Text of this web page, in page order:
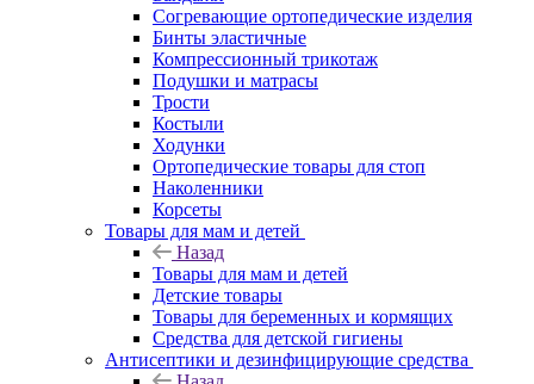
Согревающие ортопедические изделия
Бинты эластичные
Компрессионный трикотаж
Подушки и матрасы
Трости
Костыли
Ходунки
Ортопедические товары для стоп
Наколенники
Корсеты
Товары для мам и детей
Назад
Товары для мам и детей
Детские товары
Товары для беременных и кормящих
Средства для детской гигиены
Антисептики и дезинфицирующие средства